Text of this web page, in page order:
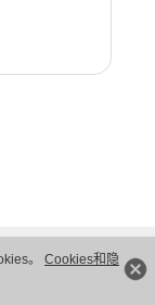
。 Cookies和隐